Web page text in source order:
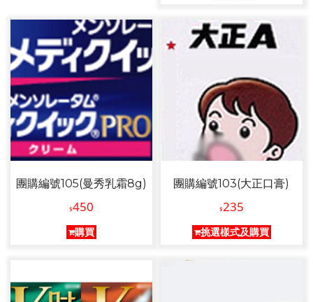
團購編號105(曼秀乳霜8g)
$450
購買
團購編號103(大正口膏)
$235
挑選樣式及購買